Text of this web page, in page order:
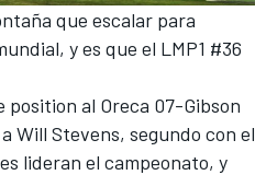
que escalar para
y es que el LMP1 #36
position al Oreca 07-Gibson
Will Stevens, segundo con el
lideran el campeonato, y